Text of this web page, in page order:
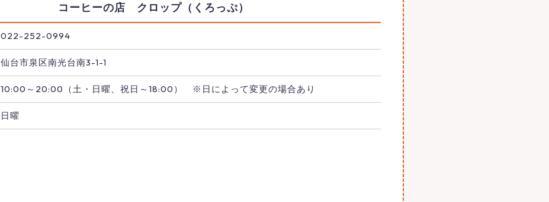
コーヒーの店 クロップ（くろっぷ）
022-252-0994
仙台市泉区南光台南3-1-1
10:00～20:00（土・日曜、祝日～18:00） ※日によって変更の場合あり
日曜